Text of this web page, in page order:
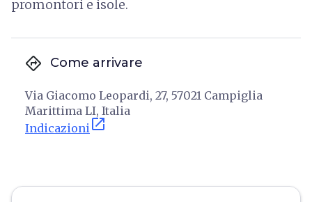
promontori e isole.
directions Come arrivare
Via Giacomo Leopardi, 27, 57021 Campiglia
Marittima LI, Italia
Indicazioni open_in_new